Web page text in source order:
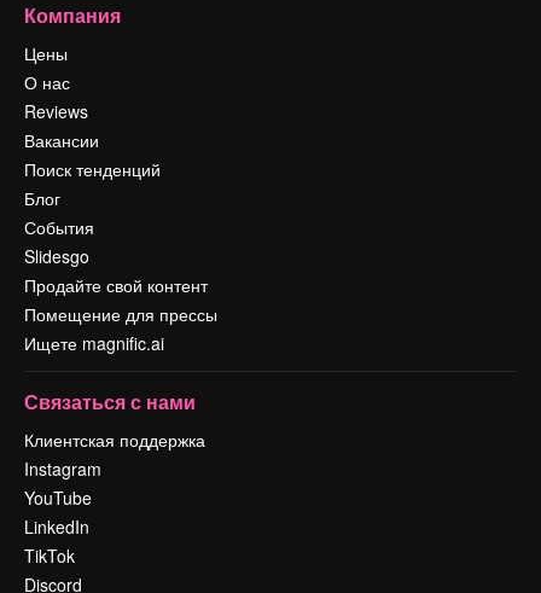
Компания
Цены
О нас
Reviews
Вакансии
Поиск тенденций
Блог
События
Slidesgo
Продайте свой контент
Помещение для прессы
Ищете magnific.ai
Связаться с нами
Клиентская поддержка
Instagram
YouTube
LinkedIn
TikTok
Discord